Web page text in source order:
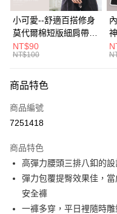
悠遊付
Google Pay
全盈+PAY
大哥付你分期
【大哥付你分期使用說明】
1.本服務由台灣大哥大提供，
流程，驗證手機門號後，選擇
成交易。
3.實際核准額度、可分期數及費
4.訂單成立30分鐘內，如未前
法說明評估內容。
【繳款方式說明】
AFTEE先享後付
【關於「AFTEE先享後付」】
AFTEE先享後付是「在收到商
便利好安心！
１．簡單：不需註冊會員、不
２．便利：只要手機號碼，簡
３．安心：先確認商品／服務
ATM付款
全家取貨付款
小可愛--舒適百搭修身
莫代爾棉短版細肩帶素
色背心(白.黑.灰L-2L)-
U582眼圈熊中大尺碼
NT$90
NT$100
商品特色
商品編號
7251418
商品特色
高彈力腰頭三排八釦的
彈力包覆提臀效果佳，
安全褲
一褲多穿，平日裡隨時